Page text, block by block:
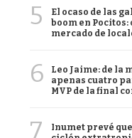
5
El ocaso de las
boom en
mercado de
6
Leo Jaime: de la
apenas cuatro
MVP de la final
7
Inumet prevé